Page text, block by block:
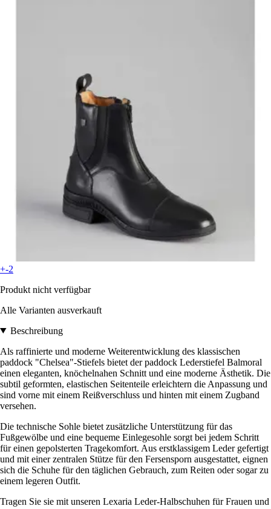
+-2
Produkt nicht verfügbar
Alle Varianten ausverkauft
Beschreibung
Als raffinierte und moderne Weiterentwicklung des klassischen
paddock "Chelsea"-Stiefels bietet der paddock Lederstiefel Balmoral
einen eleganten, knöchelnahen Schnitt und eine moderne Ästhetik. Die
subtil geformten, elastischen Seitenteile erleichtern die Anpassung und
sind vorne mit einem Reißverschluss und hinten mit einem Zugband
versehen.
Die technische Sohle bietet zusätzliche Unterstützung für das
Fußgewölbe und eine bequeme Einlegesohle sorgt bei jedem Schritt
für einen gepolsterten Tragekomfort. Aus erstklassigem Leder gefertigt
und mit einer zentralen Stütze für den Fersensporn ausgestattet, eignen
sich die Schuhe für den täglichen Gebrauch, zum Reiten oder sogar zu
einem legeren Outfit.
Tragen Sie sie mit unseren Lexaria Leder-Halbschuhen für Frauen und